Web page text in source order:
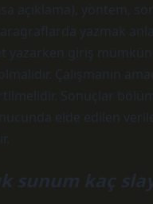
açıklama), yöntem,
yazmak
yazarken giriş mümkün
Çalışmanın
Sonuçlar
elde edilen
sunum kaç